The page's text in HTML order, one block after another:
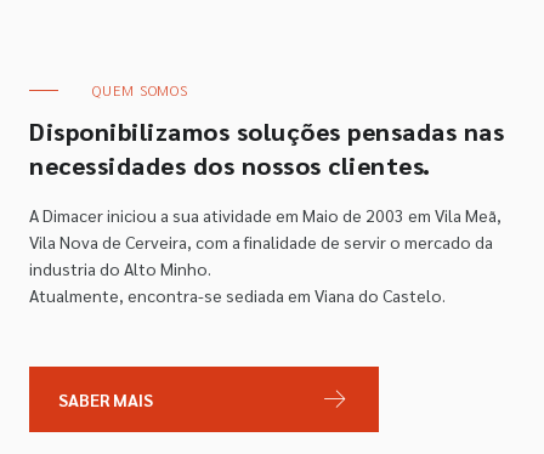
QUEM SOMOS
Disponibilizamos soluções pensadas nas
necessidades dos nossos clientes.
A Dimacer iniciou a sua atividade em Maio de 2003 em Vila Meã,
Vila Nova de Cerveira, com a finalidade de servir o mercado da
industria do Alto Minho.
Atualmente, encontra-se sediada em Viana do Castelo.
SABER MAIS